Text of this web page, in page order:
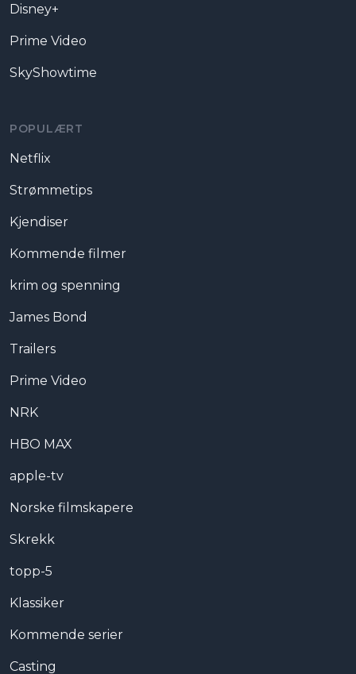
Disney+
Prime Video
SkyShowtime
POPULÆRT
Netflix
Strømmetips
Kjendiser
Kommende filmer
krim og spenning
James Bond
Trailers
Prime Video
NRK
HBO MAX
apple-tv
Norske filmskapere
Skrekk
topp-5
Klassiker
Kommende serier
Casting